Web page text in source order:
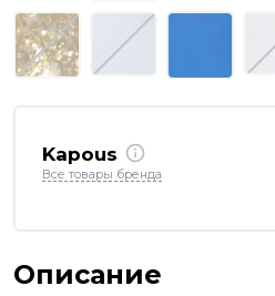
Kapous
Все товары бренда
Описание